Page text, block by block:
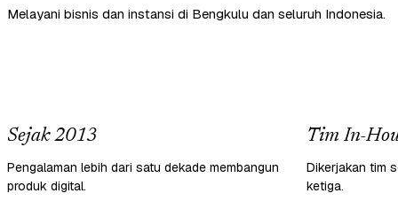
Melayani bisnis dan instansi di Bengkulu dan seluruh Indonesia.
Sejak 2013
Pengalaman lebih dari satu dekade membangun
produk digital.
Tim In-
Dikerjakan tim
ketiga.